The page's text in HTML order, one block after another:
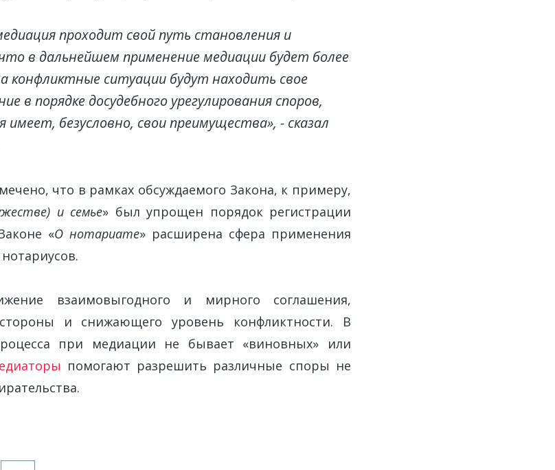
проходит свой путь становления и
в дальнейшем применение медиации будет более
конфликтные ситуации будут находить свое
в порядке досудебного урегулирования споров,
имеет, безусловно, свои преимущества», - сказал
что в рамках обсуждаемого Закона, к примеру,
и семье» был упрощен порядок регистрации
«О нотариате» расширена сфера применения
взаимовыгодного и мирного соглашения,
и снижающего уровень конфликтности. В
при медиации не бывает «виновных» или
помогают разрешить различные споры не